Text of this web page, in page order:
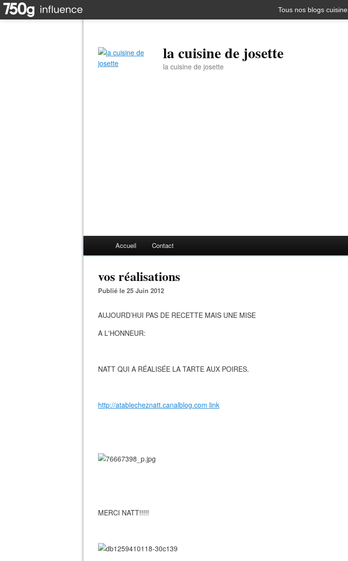
Tous nos blogs cuisine
la cuisine de josette
la cuisine de josette
Accueil Contact
vos réalisations
Publié le 25 Juin 2012
AUJOURD’HUI PAS DE RECETTE MAIS UNE MISE
A L'HONNEUR:
NATT QUI A RÉALISÉE LA TARTE AUX POIRES.
http://atablecheznatt.canalblog.com link
MERCI NATT!!!!!